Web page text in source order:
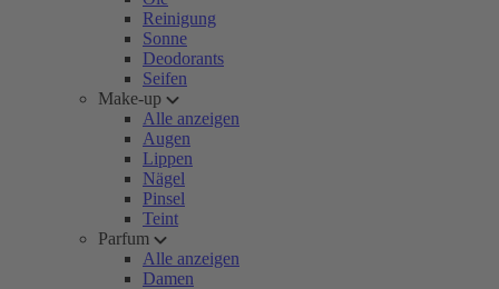
Reinigung
Sonne
Deodorants
Seifen
Make-up
Alle anzeigen
Augen
Lippen
Nägel
Pinsel
Teint
Parfum
Alle anzeigen
Damen